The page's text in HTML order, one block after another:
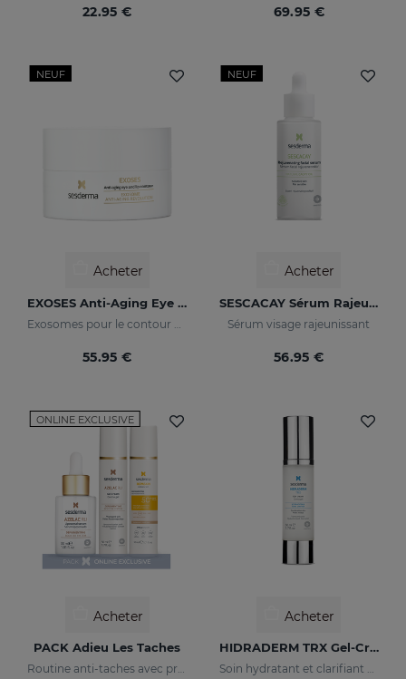
22.95 € 69.95 €
NEUF
Acheter
EXOSES Anti-Aging Eye And Lip Contour
55.95 €
NEUF
Acheter
SESCACAY Sérum Rajeunissant
Sérum visage rajeunissant
56.95 €
ONLINE EXCLUSIVE
Acheter
PACK Adieu Les Taches
Routine anti-taches avec protection solaire
Acheter
HIDRADERM TRX Gel-Crème
Soin hydratant et clarifiant pour les peaux mixtes